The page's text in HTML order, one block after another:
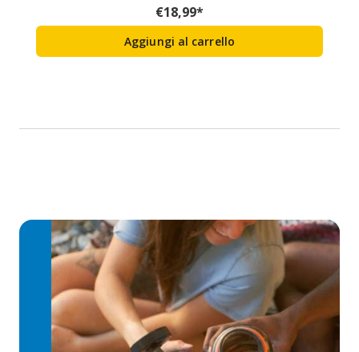
€18,99*
Aggiungi al carrello